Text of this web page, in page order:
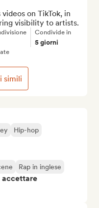
Hip-hop
Rap in inglese
accettare
on TikTok, in
visibility to artists.
Condivide in
5 giorni
simili